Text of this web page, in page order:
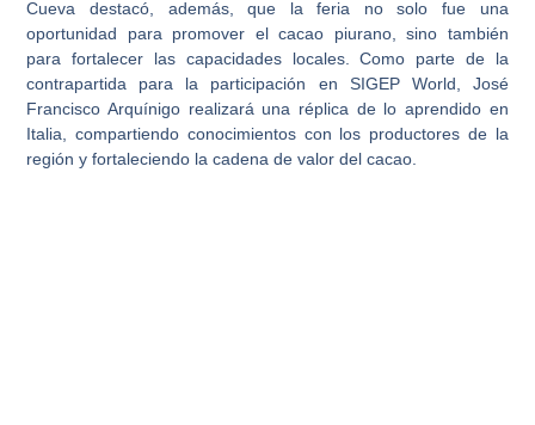
Cueva destacó, además, que la feria no solo fue una
oportunidad para promover el cacao piurano, sino también
para fortalecer las capacidades locales. Como parte de la
contrapartida para la participación en SIGEP World, José
Francisco Arquínigo realizará una réplica de lo aprendido en
Italia, compartiendo conocimientos con los productores de la
región y fortaleciendo la cadena de valor del cacao.